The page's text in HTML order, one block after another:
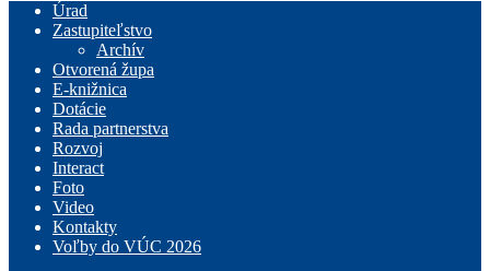
Úrad
Zastupiteľstvo
Archív
Otvorená župa
E-knižnica
Dotácie
Rada partnerstva
Rozvoj
Interact
Foto
Video
Kontakty
Voľby do VÚC 2026